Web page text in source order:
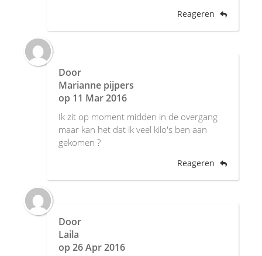
Reageren
Door
Marianne pijpers
op 11 Mar 2016
Ik zit op moment midden in de overgang
maar kan het dat ik veel kilo's ben aan
gekomen ?
Reageren
Door
Laila
op 26 Apr 2016